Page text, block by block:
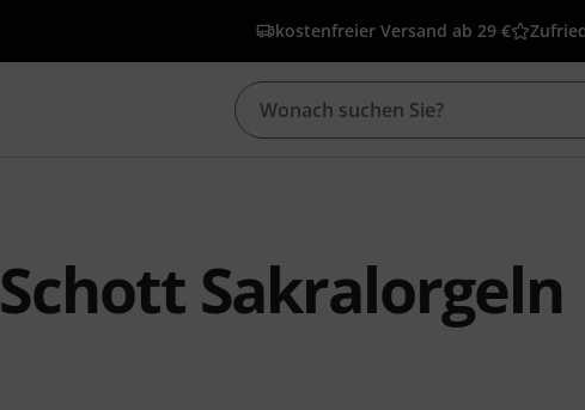
kostenfreier Versand ab 29 €
Schott Sakralorgeln